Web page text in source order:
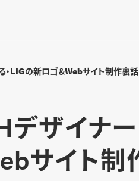
・LIGの新ロゴ＆Webサイト制作裏話
デザイナ
サイト制